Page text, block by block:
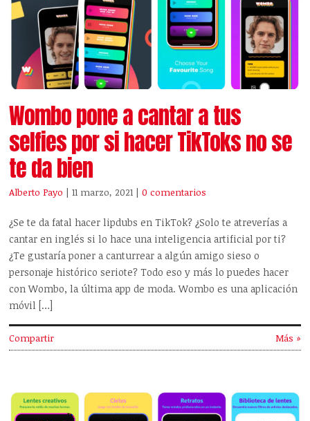
Wombo pone a cantar a tus
selfies por si hacer TikToks no se
te da bien
Alberto Payo | 11 marzo, 2021 |0 comentarios
¿Se te da fatal hacer lipdubs en TikTok? ¿Solo te atreverías a
cantar en inglés si lo hace una inteligencia artificial por ti?
¿Te gustaría poner a canturrear a algún amigo sieso o
personaje histórico seriote? Todo eso y más lo puedes hacer
con Wombo, la última app de moda. Wombo es una aplicación
móvil […]
Compartir Más »